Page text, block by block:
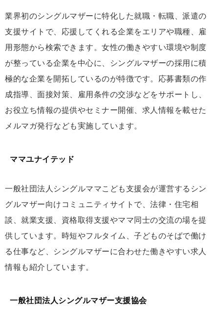
業界初のシングルマザーに特化した就職・転職、派遣の
支援サイトで、応援してくれる企業をエリアや職種、雇
用形態から検索できます。女性の働きやすい環境や制度
が整っている企業を中心に、シングルマザーの採用に積
極的な企業を開拓しているのが特徴です。応募書類の作
成指導、面接対策、雇用条件の交渉などをサポートし、
お役立ち情報の提供やセミナー開催、求人情報を載せた
メルマガ発行なども実施しています。
ママユナイテッド
一般社団法人シングルママこども支援会が運営するシン
グルマザー向けコミュニティサイトで、法律・住宅相
談、就業支援、資格取得支援やママ同士の交流の場を提
供しています。時短やフルタイム、子どものそばで働け
る仕事など、シングルマザーに合わせた働きやすい求人
情報も紹介しています。
一般社団法人シングルマザー支援協会